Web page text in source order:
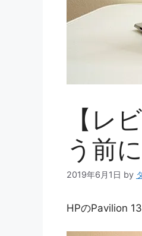
【レ
う前
2019年6月1日 by
HPのPavilion